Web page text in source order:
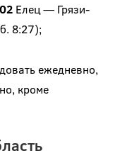
Елец — Грязи-
8:27);
ежедневно,
кроме